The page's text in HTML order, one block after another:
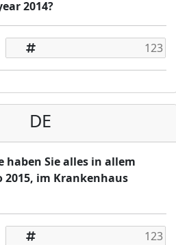
2014?
DE
haben Sie alles in allem
2015, im Krankenhaus